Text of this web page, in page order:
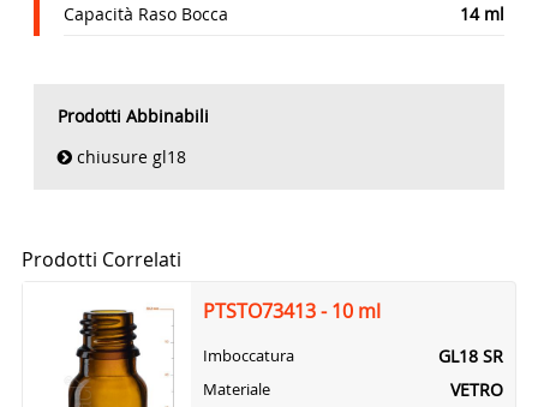
Capacità Raso Bocca
14 ml
Prodotti Abbinabili
chiusure gl18
Prodotti Correlati
PTSTO73413 - 10 ml
Imboccatura GL18 SR
Materiale VETRO